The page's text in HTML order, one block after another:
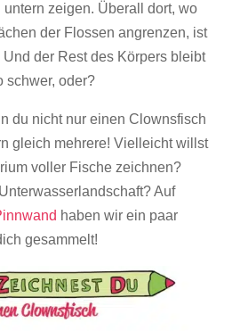
untern zeigen. Überall dort, wo
der Flossen angrenzen, ist
der Rest des Körpers bleibt
schwer, oder?
du nicht nur einen Clownsfisch
gleich mehrere! Vielleicht willst
voller Fische zeichnen?
Auf
haben wir ein paar
gesammelt!